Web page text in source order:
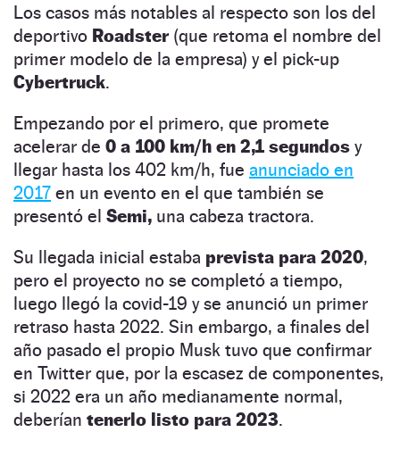
Los casos más notables al respecto son los del
deportivo Roadster(que retoma el nombre del
primer modelo de la empresa) y el pick-up
Cybertruck.
Empezando por el primero, que promete
acelerar de 0 a 100 km/h en 2,1 segundos y
llegar hasta los 402 km/h, fue anunciado en
2017 en un evento en el que también se
presentó el Semi, una cabeza tractora.
Su llegada inicial estaba prevista para 2020,
pero el proyecto no se completó a tiempo,
luego llegó la covid-19 y se anunció un primer
retraso hasta 2022. Sin embargo, a finales del
año pasado el propio Musk tuvo que confirmar
en Twitter que, por la escasez de componentes,
si 2022 era un año medianamente normal,
deberían tenerlo listo para 2023.